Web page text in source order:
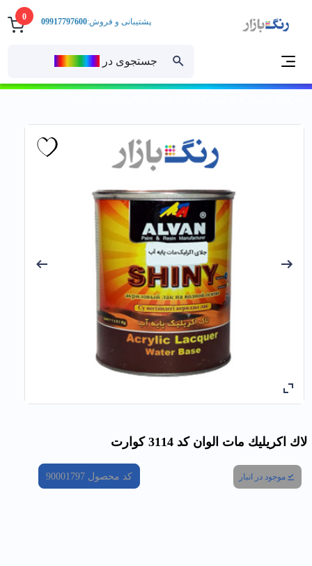
0
جستجوی در
پشتیبانی و فروش:09917797600
لاك اكريليك مات الوان کد 3114 كوارت
موجود در انبار کد محصول 90001797